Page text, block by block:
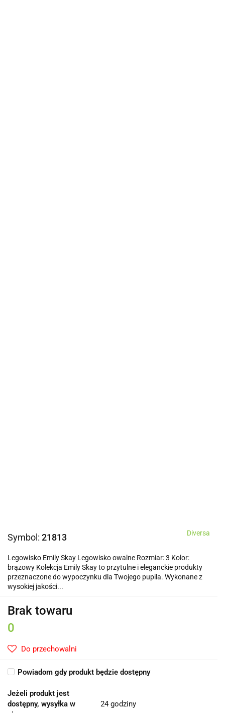
Symbol: 21813 Diversa
Legowisko Emily Skay Legowisko owalne Rozmiar: 3 Kolor:
brązowy Kolekcja Emily Skay to przytulne i eleganckie produkty
przeznaczone do wypoczynku dla Twojego pupila. Wykonane z
wysokiej jakości...
Brak towaru
0
Do przechowalni
Powiadom gdy produkt będzie dostępny
Jeżeli produkt jest
dostępny, wysyłka w
24 godziny